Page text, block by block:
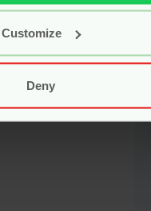
Customize
Deny